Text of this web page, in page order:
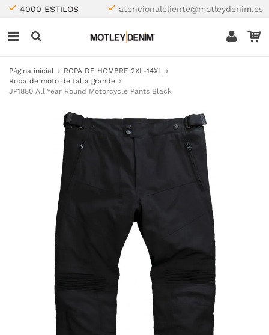
4000 ESTILOS atencionalcliente@motleydenim.es
Página inicial
ROPA DE HOMBRE 2XL-14XL
Ropa de moto de talla grande
JP1880 All Year Round Motorcycle Pants Black